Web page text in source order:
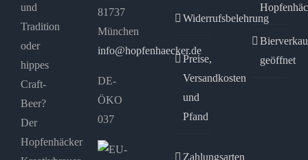
und
Tradition
oder
hippes
Craft-
Beer?
Der
Hopfenhäcker
81737
München
info@hopfenhaecker.de
DE-
ÖKO
037
Widerrufsbelehrung
Preise,
Versandkosten
und
Pfand
Zahlungsarten
geöffnet